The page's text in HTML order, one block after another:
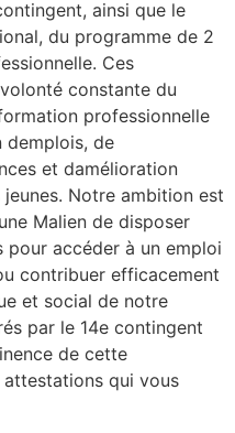
ainsi que le
du programme de 2
Ces
constante du
professionnelle
demplois, de
et damélioration
Notre ambition est
Malien de disposer
pour accéder à un emploi
contribuer efficacement
et social de notre
par le 14e contingent
de cette
attestations qui vous